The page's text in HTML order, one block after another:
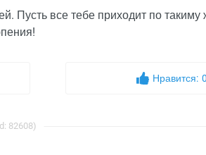
Пусть все тебе приходит по такиму
Нравится: 0
82608)